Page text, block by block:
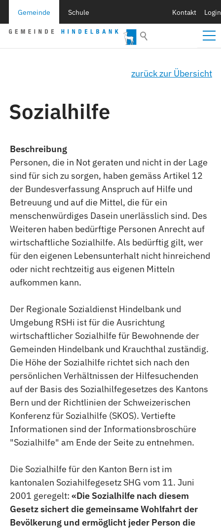
Gemeinde Schule Kontakt Login
zurück zur Übersicht
Sozialhilfe
Beschreibung
Personen, die in Not geraten und nicht in der Lage
sind für sich zu sorgen, haben gemäss Artikel 12
der Bundesverfassung Anspruch auf Hilfe und
Betreuung und auf die Mittel, die für ein
menschenwürdiges Dasein unerlässlich sind. Des
Weiteren haben bedürftige Personen Anrecht auf
wirtschaftliche Sozialhilfe. Als bedürftig gilt, wer
für den eigenen Lebensunterhalt nicht hinreichend
oder nicht rechtzeitig aus eigenen Mitteln
aufkommen kann.
Der Regionale Sozialdienst Hindelbank und
Umgebung RSHi ist für die Ausrichtung
wirtschaftlicher Sozialhilfe für Bewohnende der
Gemeinden Hindelbank und Krauchthal zuständig.
Die Höhe der Sozialhilfe richtet sich nach den
persönlichen Verhältnissen der Hilfesuchenden
auf der Basis des Sozialhilfegesetzes des Kantons
Bern und der Richtlinien der Schweizerischen
Konferenz für Sozialhilfe (SKOS). Vertiefte
Informationen sind der Informationsbroschüre
"Sozialhilfe" am Ende der Seite zu entnehmen.
Die Sozialhilfe für den Kanton Bern ist im
kantonalen Soziahilfegesetz SHG vom 11. Juni
2001 geregelt: «Die Sozialhilfe nach diesem
Gesetz sichert die gemeinsame Wohlfahrt der
Bevölkerung und ermöglicht jeder Person die